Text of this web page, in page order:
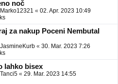
noč
Marko12321 « 02. Apr. 2023 10:49
za nakup Poceni Nembutal
JasmineKurb « 30. Mar. 2023 7:26
lahko bisex
Tanci5 « 29. Mar. 2023 14:55